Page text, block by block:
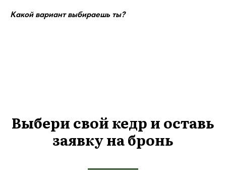
Какой вариант выбираешь ты?
Выбери свой кедр и оставь
заявку на бронь